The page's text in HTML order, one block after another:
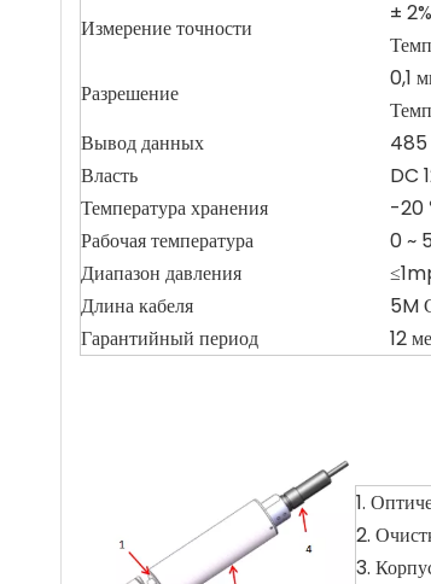
Измерение точности
±
Разрешение
0,1
Вывод данных
485
Власть
DC
Температура хранения
-20
Рабочая температура
0 ~
Диапазон давления
Длина кабеля
5M
Гарантийный период
12
1.
2.
3.